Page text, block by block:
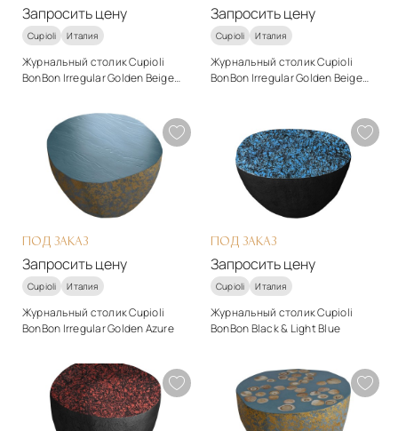
Запросить цену
Cupioli Италия
Журнальный столик Cupioli
BonBon Irregular Golden Beige
арт-деко
Материалы
Гипс
Подробнее
Запросить цену
Запросить цену
Cupioli Италия
Журнальный столик Cupioli
BonBon Irregular Golden Beige
Материалы
Гипс
Подробнее
Запросить цену
ПОД ЗАКАЗ
Запросить цену
Cupioli Италия
Журнальный столик Cupioli
BonBon Irregular Golden Azure
арт-деко
Материалы
Гипс
ПОД ЗАКАЗ
Запросить цену
Cupioli Италия
Журнальный столик Cupioli
BonBon Black & Light Blue
арт-деко
Материалы
Массив дерева